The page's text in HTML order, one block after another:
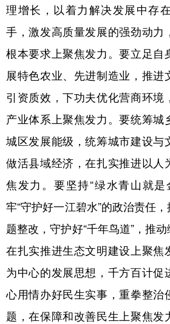
理增长，以着力解决发展中存
手，激发高质量发展的强劲动力
根本要求上聚焦发力。要立足自
展特色农业、先进制造业，推进
引资质效，下功夫优化营商环境
产业体系上聚焦发力。要统筹城
城区发展能级，统筹城市建设与
做活县域经济，在扎实推进以人
焦发力。要坚持“绿水青山就
牢“守护好一江碧水”的政治责任
题整改，守护好“千年鸟道”，推
在扎实推进生态文明建设上聚焦
为中心的发展思想，千方百计促
心用情办好民生实事，重拳整治
题，在保障和改善民生上聚焦发